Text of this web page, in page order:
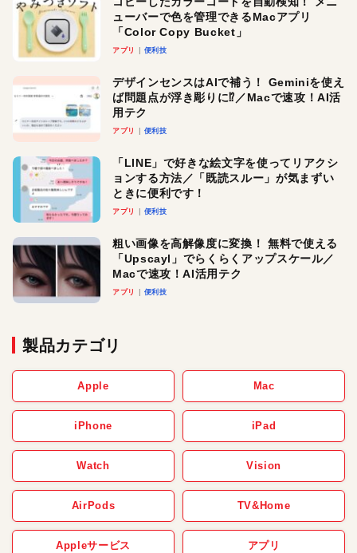
ューバーで色を管理できるMacアプリ
「Color Copy Bucket」
アプリ 便利技
デザインセンスはAIで補う！ Geminiを使え
ば問題点が浮き彫りに⁉︎／Macで速攻！AI活
用テク
アプリ 便利技
「LINE」で好きな絵文字を使ってリアクシ
ョンする方法／「既読スルー」が気まずい
ときに便利です！
アプリ 便利技
粗い画像を高解像度に変換！ 無料で使える
「Upscayl」でらくらくアップスケール／
Macで速攻！AI活用テク
アプリ 便利技
製品カテゴリ
Apple Mac
iPhone iPad
Watch Vision
AirPods TV&Home
Appleサービス アプリ